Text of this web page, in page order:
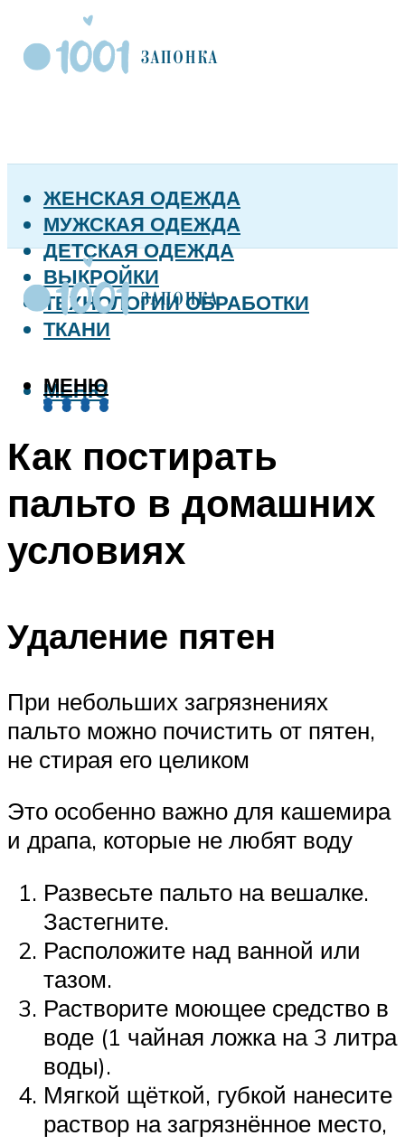
ЖЕНСКАЯ ОДЕЖДА
МУЖСКАЯ ОДЕЖДА
ДЕТСКАЯ ОДЕЖДА
ВЫКРОЙКИ
ТЕХНОЛОГИИ ОБРАБОТКИ
ТКАНИ
МЕНЮ
МЕНЮ
Как постирать
пальто в домашних
условиях
Удаление пятен
При небольших загрязнениях
пальто можно почистить от пятен,
не стирая его целиком
Это особенно важно для кашемира
и драпа, которые не любят воду
Развесьте пальто на вешалке.
Застегните.
Расположите над ванной или
тазом.
Растворите моющее средство в
воде (1 чайная ложка на 3 литра
воды).
Мягкой щёткой, губкой нанесите
раствор на загрязнённое место,